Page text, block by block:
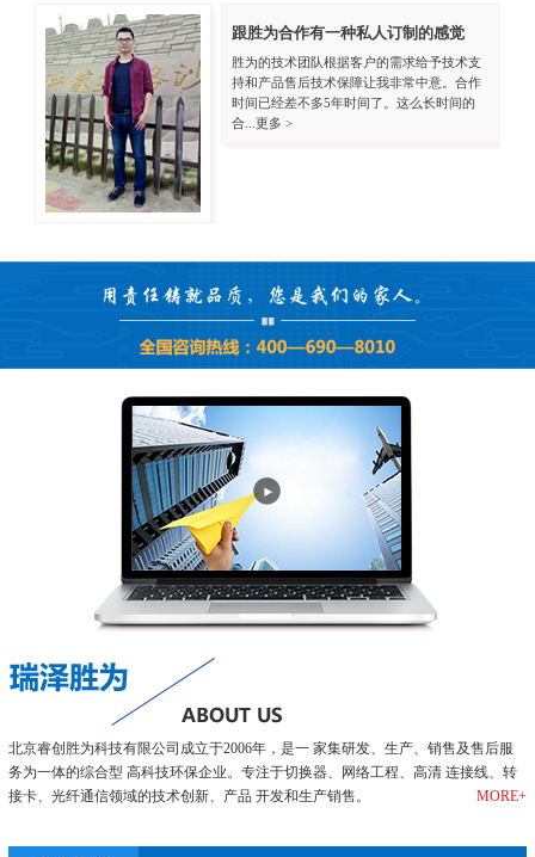
跟胜为合作有一种私人订制的感觉
胜为的技术团队根据客户的需求给予技术支
持和产品售后技术保障让我非常中意。合作
时间已经差不多5年时间了。这么长时间的
合... 更多 >
北京睿创胜为科技有限公司成立于2006年，是一 家集研发、生产、销售及售后服
务为一体的综合型 高科技环保企业。专注于切换器、网络工程、高清 连接线、转
接卡、光纤通信领域的技术创新、产品 开发和生产销售。
MORE+